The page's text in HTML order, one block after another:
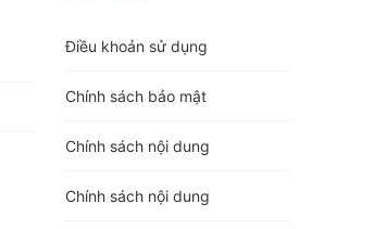
Điều khoản sử dụng
Chính sách bảo mật
Chính sách nội dung
Chính sách nội dung